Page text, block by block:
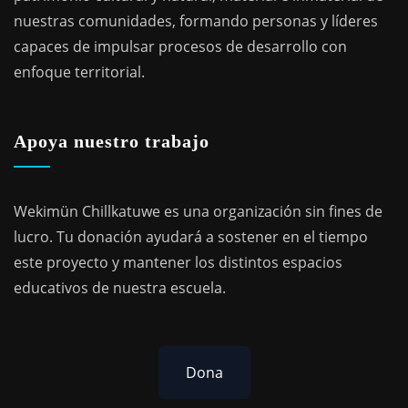
nuestras comunidades, formando personas y líderes
capaces de impulsar procesos de desarrollo con
enfoque territorial.
Apoya nuestro trabajo
Wekimün Chillkatuwe es una organización sin fines de
lucro. Tu donación ayudará a sostener en el tiempo
este proyecto y mantener los distintos espacios
educativos de nuestra escuela.
Dona